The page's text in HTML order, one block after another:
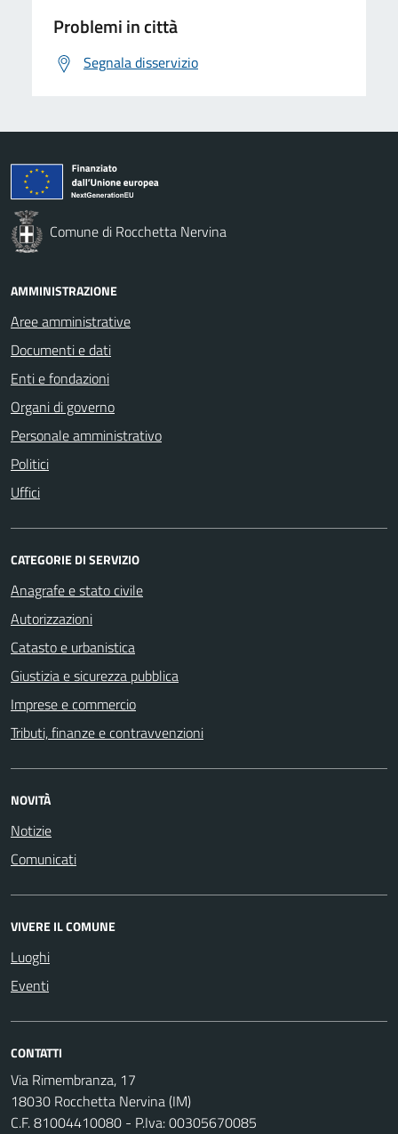
Problemi in città
Segnala disservizio
Comune di Rocchetta Nervina
AMMINISTRAZIONE
Aree amministrative
Documenti e dati
Enti e fondazioni
Organi di governo
Personale amministrativo
Politici
Uffici
CATEGORIE DI SERVIZIO
Anagrafe e stato civile
Autorizzazioni
Catasto e urbanistica
Giustizia e sicurezza pubblica
Imprese e commercio
Tributi, finanze e contravvenzioni
NOVITÀ
Notizie
Comunicati
VIVERE IL COMUNE
Luoghi
Eventi
CONTATTI
Via Rimembranza, 17
18030 Rocchetta Nervina (IM)
C.F. 81004410080 - P.Iva: 00305670085